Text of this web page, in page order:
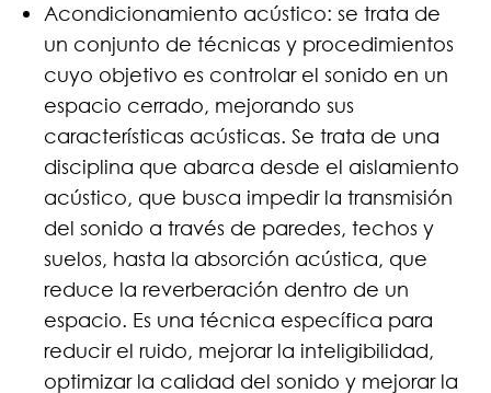
Acondicionamiento acústico: se trata de
un conjunto de técnicas y procedimientos
cuyo objetivo es controlar el sonido en un
espacio cerrado, mejorando sus
características acústicas. Se trata de una
disciplina que abarca desde el aislamiento
acústico, que busca impedir la transmisión
del sonido a través de paredes, techos y
suelos, hasta la absorción acústica, que
reduce la reverberación dentro de un
espacio. Es una técnica específica para
reducir el ruido, mejorar la inteligibilidad,
optimizar la calidad del sonido y mejorar la